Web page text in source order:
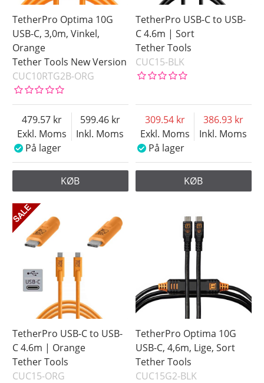
TetherPro Optima 10G
USB-C, 3,0m, Vinkel,
Orange
Tether Tools New Version
CUC10RTG2B-ORG
Exkl. Moms
479.57
Inkl. Moms
599.46
På lager
KØB
TetherPro USB-C to USB-
C 4.6m | Sort
Tether Tools
CUC15-BLK
Exkl. Moms
309.54
Inkl. Moms
386.93
På lager
KØB
TetherPro USB-C to USB-
C 4.6m | Orange
Tether Tools
CUC15-ORG
TetherPro Optima 10G
USB-C, 4,6m, Lige, Sort
Tether Tools
CUC15G2-BLK